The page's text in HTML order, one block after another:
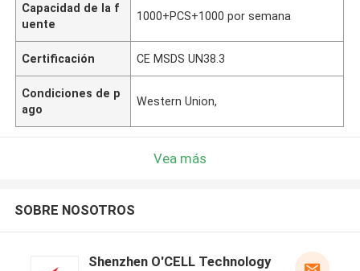
Capacidad de la f
uente
1000+PCS+1000 por semana
Certificación CE MSDS UN38.3
Condiciones de p
ago
Western Union,
Vea más
SOBRE NOSOTROS
Shenzhen O'CELL Technology